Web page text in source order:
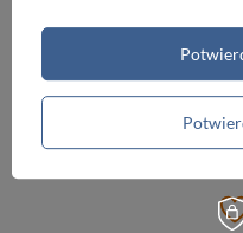
Etui na klucze